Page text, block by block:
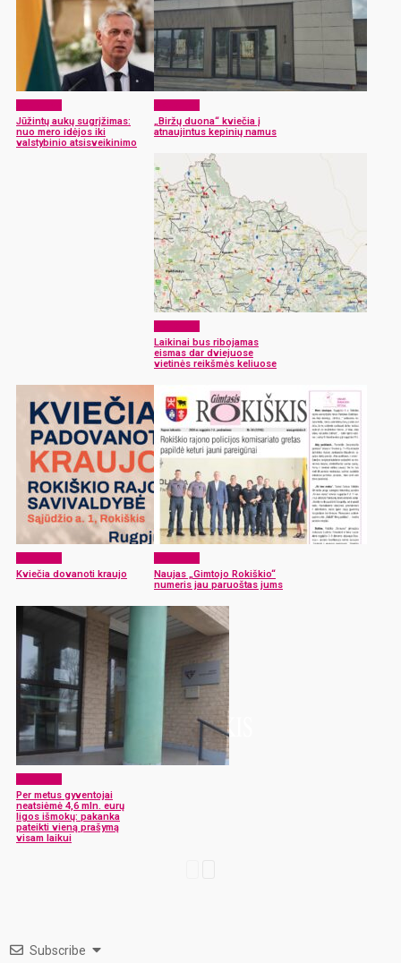
Jūžintų aukų sugrįžimas:
nuo mero idėjos iki
valstybinio atsisveikinimo
„Biržų duona“ kviečia į
atnaujintus kepinių namus
Laikinai bus ribojamas
eismas dar dviejuose
vietinės reikšmės keliuose
Kviečia dovanoti kraujo
Naujas „Gimtojo Rokiškio“
numeris jau paruoštas jums
Per metus gyventojai
neatsiėmė 4,6 mln. eurų
ligos išmokų: pakanka
pateikti vieną prašymą
visam laikui
Subscribe